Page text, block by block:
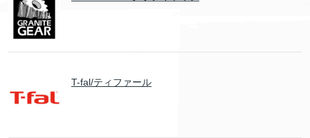
T-fal/ティファール